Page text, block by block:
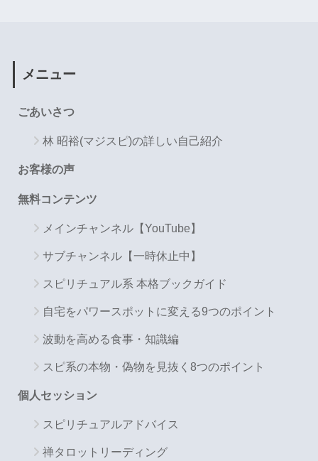
メニュー
ごあいさつ
林 昭裕(マジスピ)の詳しい自己紹介
お客様の声
無料コンテンツ
メインチャンネル【YouTube】
サブチャンネル【一時休止中】
スピリチュアル系 本格ブックガイド
自宅をパワースポットに変える9つのポイント
波動を高める食事・知識編
スピ系の本物・偽物を見抜く8つのポイント
個人セッション
スピリチュアルアドバイス
禅タロットリーディング